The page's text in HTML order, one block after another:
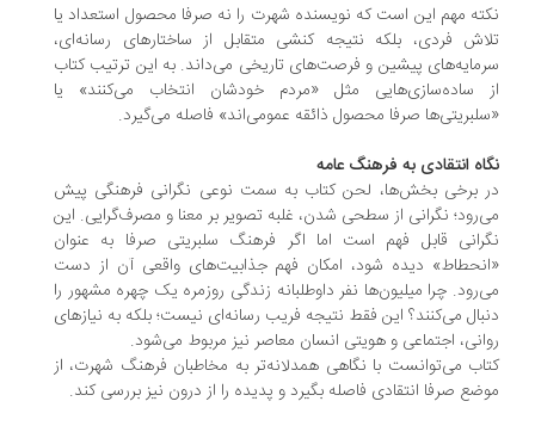
مهم این است که نویسنده شهرت را نه صرفا محصول استعداد یا
فردی، بلکه نتیجه کنشی متقابل از ساختارهای رسانه‌ای،
پیشین و فرصت‌های تاریخی می‌داند. به این ترتیب کتاب
ساده‌سازی‌هایی مثل «مردم خودشان انتخاب می‌کنند» یا
صرفا محصول ذائقه عمومی‌اند» فاصله می‌گیرد.
انتقادی به فرهنگ عامه
برخی بخش‌ها، لحن کتاب به سمت نوعی نگرانی فرهنگی پیش
نگرانی از سطحی شدن، غلبه تصویر بر معنا و مصرف‌گرایی. این
قابل فهم است اما اگر فرهنگ سلبریتی صرفا به عنوان
دیده شود، امکان فهم جذابیت‌های واقعی آن از دست
چرا میلیون‌ها نفر داوطلبانه زندگی روزمره یک چهره مشهور را
می‌کنند؟ این فقط نتیجه فریب رسانه‌ای نیست؛ بلکه به نیازهای
اجتماعی و هویتی انسان معاصر نیز مربوط می‌شود.
می‌توانست با نگاهی همدلانه‌تر به مخاطبان فرهنگ شهرت، از
صرفا انتقادی فاصله بگیرد و پدیده را از درون نیز بررسی کند.